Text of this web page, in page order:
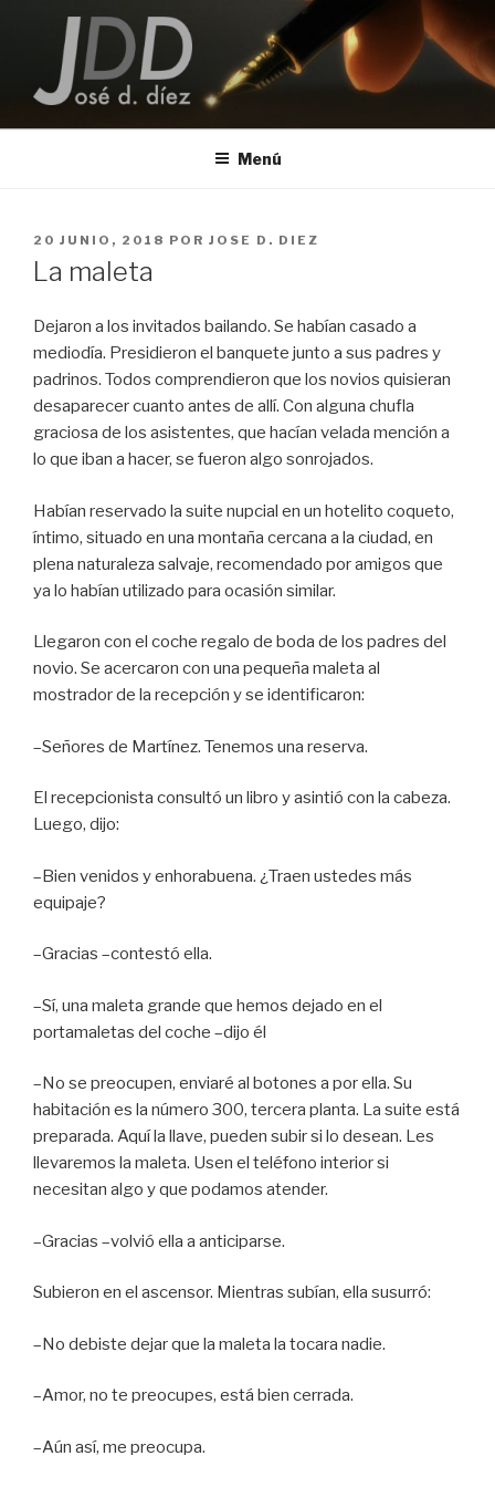
contenido
JOSE D. DIEZ
Menú
PUBLICADO
EL
20 JUNIO, 2018 POR JOSE D. DIEZ
La maleta
Dejaron a los invitados bailando. Se habían casado a
mediodía. Presidieron el banquete junto a sus padres y
padrinos. Todos comprendieron que los novios quisieran
desaparecer cuanto antes de allí. Con alguna chufla
graciosa de los asistentes, que hacían velada mención a
lo que iban a hacer, se fueron algo sonrojados.
Habían reservado la suite nupcial en un hotelito coqueto,
íntimo, situado en una montaña cercana a la ciudad, en
plena naturaleza salvaje, recomendado por amigos que
ya lo habían utilizado para ocasión similar.
Llegaron con el coche regalo de boda de los padres del
novio. Se acercaron con una pequeña maleta al
mostrador de la recepción y se identificaron:
–Señores de Martínez. Tenemos una reserva.
El recepcionista consultó un libro y asintió con la cabeza.
Luego, dijo:
–Bien venidos y enhorabuena. ¿Traen ustedes más
equipaje?
–Gracias –contestó ella.
–Sí, una maleta grande que hemos dejado en el
portamaletas del coche –dijo él
–No se preocupen, enviaré al botones a por ella. Su
habitación es la número 300, tercera planta. La suite está
preparada. Aquí la llave, pueden subir si lo desean. Les
llevaremos la maleta. Usen el teléfono interior si
necesitan algo y que podamos atender.
–Gracias –volvió ella a anticiparse.
Subieron en el ascensor. Mientras subían, ella susurró:
–No debiste dejar que la maleta la tocara nadie.
–Amor, no te preocupes, está bien cerrada.
–Aún así, me preocupa.